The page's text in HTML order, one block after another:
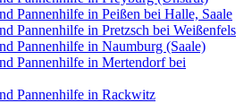
Pannenhilfe in Peißen bei Halle, Saale
Pannenhilfe in Pretzsch bei Weißenfels
Pannenhilfe in Naumburg (Saale)
Pannenhilfe in Mertendorf bei
Pannenhilfe in Rackwitz